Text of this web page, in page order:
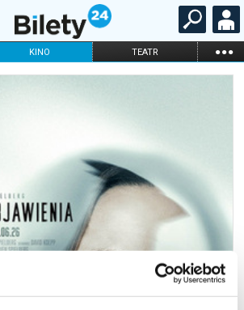
KINO TEATR ...
OPERA I BALET